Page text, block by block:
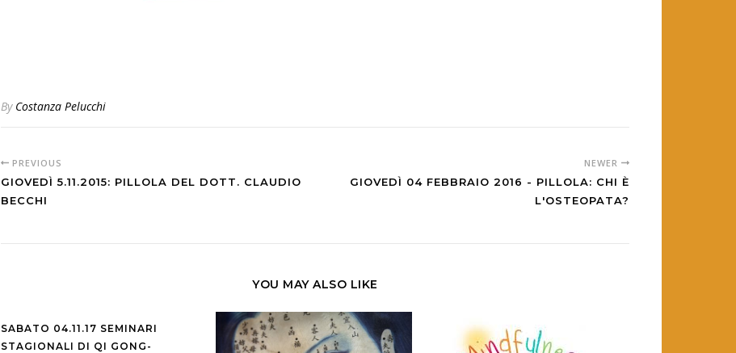
By Costanza Pelucchi
PREVIOUS
GIOVEDÌ 5.11.2015: PILLOLA DEL DOTT. CLAUDIO
BECCHI
NEWER
GIOVEDÌ 04 FEBBRAIO 2016 - PILLOLA: CHI È
L'OSTEOPATA?
YOU MAY ALSO LIKE
SABATO 04.11.17 SEMINARI
STAGIONALI DI QI GONG-